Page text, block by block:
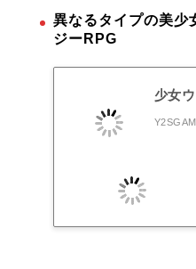
異なるタイプの美少
ジーRPG
少女